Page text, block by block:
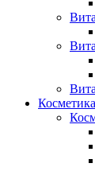
Косметика